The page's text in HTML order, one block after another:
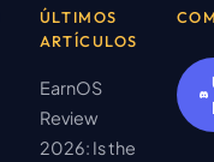
ÚLTIMOS
ARTÍCULOS
EarnOS
Review
2026: Is the